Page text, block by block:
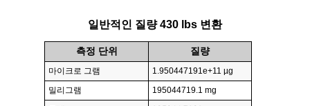
일반적인 질량 430 lbs 변환
측정 단위 질량
마이크로 그램
1.950447191e+11 µg
밀리그램
195044719.1 mg